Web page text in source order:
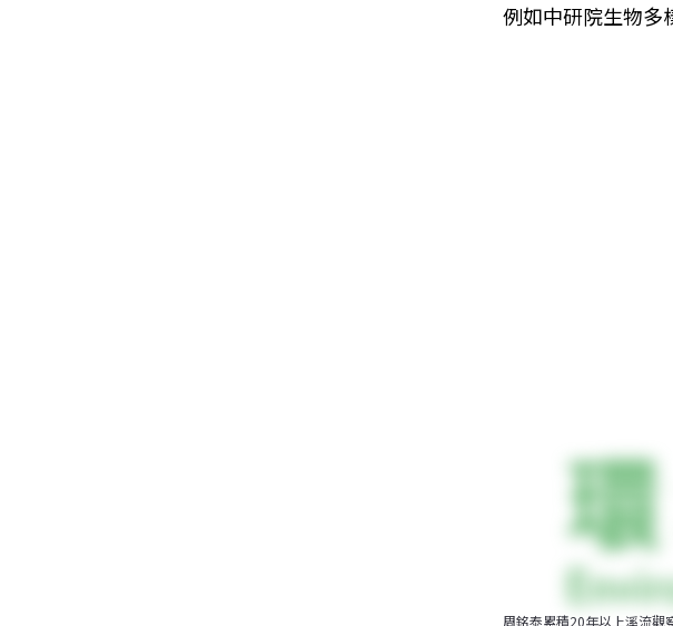
例如中研院生物多
周銘泰累積20年以上溪流觀